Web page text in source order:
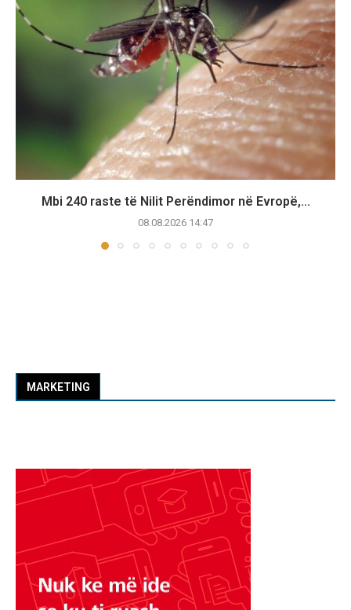
Mbi 240 raste të Nilit Perëndimor në Evropë,...
08.08.2026 14:47
MARKETING